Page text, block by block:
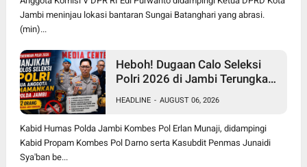
Jambi meninjau lokasi bantaran Sungai Batanghari yang abrasi.
(min)...
Heboh! Dugaan Calo Seleksi
Polri 2026 di Jambi Terungkap,
Anggota Diamankan
HEADLINE - AUGUST 06, 2026
Kabid Humas Polda Jambi Kombes Pol Erlan Munaji, didampingi
Kabid Propam Kombes Pol Darno serta Kasubdit Penmas Junaidi
Sya'ban be...